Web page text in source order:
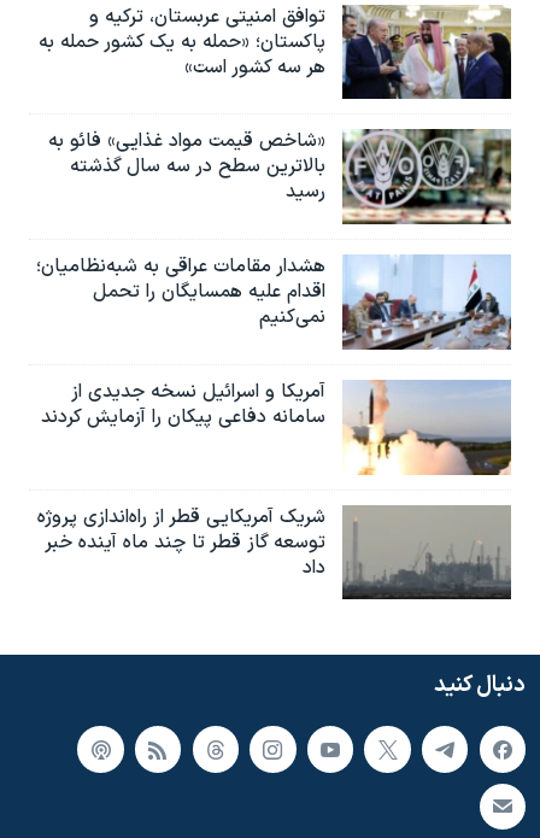
توافق امنیتی عربستان، ترکیه و
پاکستان؛ «حمله به یک کشور حمله به
هر سه کشور است»
«شاخص قیمت مواد غذایی» فائو به
بالاترین سطح در سه سال گذشته
رسید
هشدار مقامات عراقی به شبه‌نظامیان؛
اقدام علیه همسایگان را تحمل
نمی‌کنیم
آمریکا و اسرائیل نسخه جدیدی از
سامانه دفاعی پیکان را آزمایش کردند
شریک آمریکایی قطر از راه‌اندازی پروژه
توسعه گاز قطر تا چند ماه آینده خبر
داد
دنبال کنید